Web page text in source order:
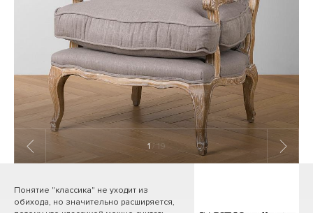
1/ 19
Понятие "классика" не уходит из
обихода, но значительно расширяется,